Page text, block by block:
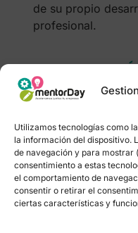
Utilizamos tecnologías como
la información del dispositivo.
de navegación y para mostrar
consentimiento a estas
el comportamiento de
consentir o retirar el
ciertas características y
de su propio
profesional.
FINANCIACIÓN
-Co-
Gracias a la
empresas y
colaboran mes a
valor a los